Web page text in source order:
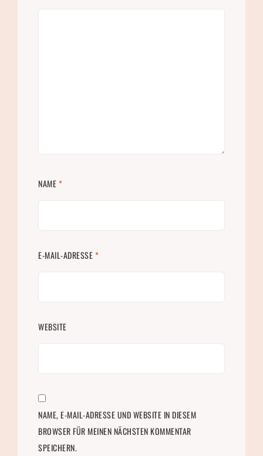
NAME*
E-MAIL-ADRESSE*
WEBSITE
NAME, E-MAIL-ADRESSE UND WEBSITE IN DIESEM
BROWSER FÜR MEINEN NÄCHSTEN KOMMENTAR
SPEICHERN.